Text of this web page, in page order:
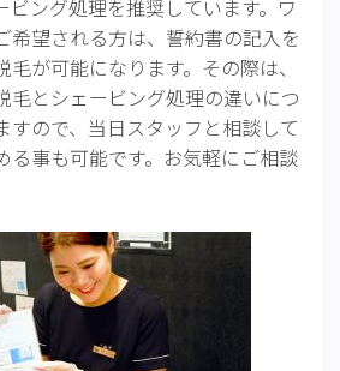
ビング処理を推奨しています。ワ
希望される方は、誓約書の記入を
が可能になります。その際は、
毛とシェービング処理の違いにつ
すので、当日スタッフと相談して
る事も可能です。お気軽にご相談